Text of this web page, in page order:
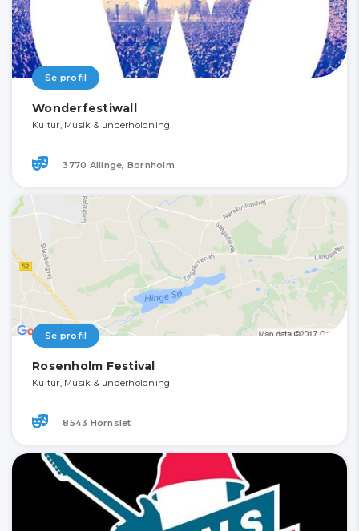
Se profil
Wonderfestiwall
Kultur, Musik & underholdning
3770 Allinge, Bornholm
Se profil
Rosenholm Festival
Kultur, Musik & underholdning
8543 Hornslet